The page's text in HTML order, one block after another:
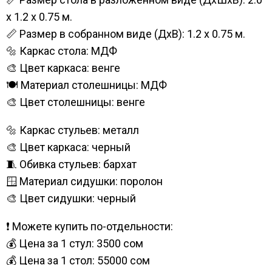
х 1.2 x 0.75 м.
📏 Размер в собранном виде (ДхВ): 1.2 х 0.75 м.
🔩 Каркас стола: МДФ
🎨 Цвет каркаса: венге
🍽️ Материал столешницы: МДФ
🎨 Цвет столешницы: венге
🔩 Каркас стульев: металл
🎨 Цвет каркаса: черный
🧵 Обивка стульев: бархат
🪟 Материал сидушки: поролон
🎨 Цвет сидушки: черный
❗ Можете купить по-отдельности:
💰 Цена за 1 стул: 3500 сом
💰 Цена за 1 стол: 55000 сом